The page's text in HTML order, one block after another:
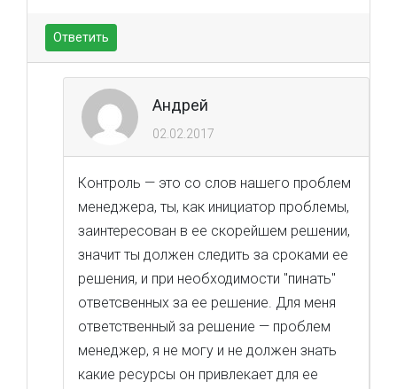
Ответить
Андрей
02.02.2017
Контроль — это со слов нашего проблем
менеджера, ты, как инициатор проблемы,
заинтересован в ее скорейшем решении,
значит ты должен следить за сроками ее
решения, и при необходимости "пинать"
ответсвенных за ее решение. Для меня
ответственный за решение — проблем
менеджер, я не могу и не должен знать
какие ресурсы он привлекает для ее